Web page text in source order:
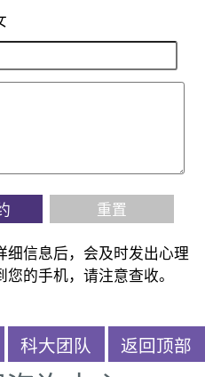
重置
细信息后，会及时发出心理
的手机，请注意查收。
科大团队 返回顶部